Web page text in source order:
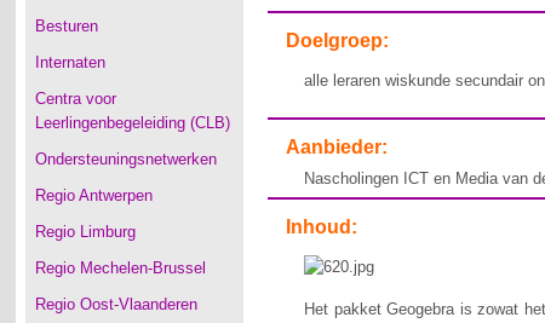
Besturen
Internaten
Centra voor
Leerlingenbegeleiding (CLB)
Ondersteuningsnetwerken
Regio Antwerpen
Regio Limburg
Regio Mechelen-Brussel
Regio Oost-Vlaanderen
Doelgroep:
alle leraren wiskunde secundair
Aanbieder:
Nascholingen ICT en Media van
Inhoud:
Het pakket Geogebra is zowat